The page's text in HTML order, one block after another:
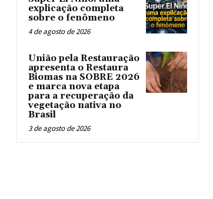
explicação completa
sobre o fenômeno
4 de agosto de 2026
União pela Restauração
apresenta o Restaura
Biomas na SOBRE 2026
e marca nova etapa
para a recuperação da
vegetação nativa no
Brasil
3 de agosto de 2026